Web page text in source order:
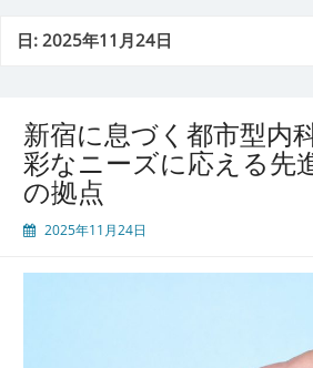
日:2025年11月24日
新宿に息づく都市型内
彩なニーズに応える先
の拠点
2025年11月24日